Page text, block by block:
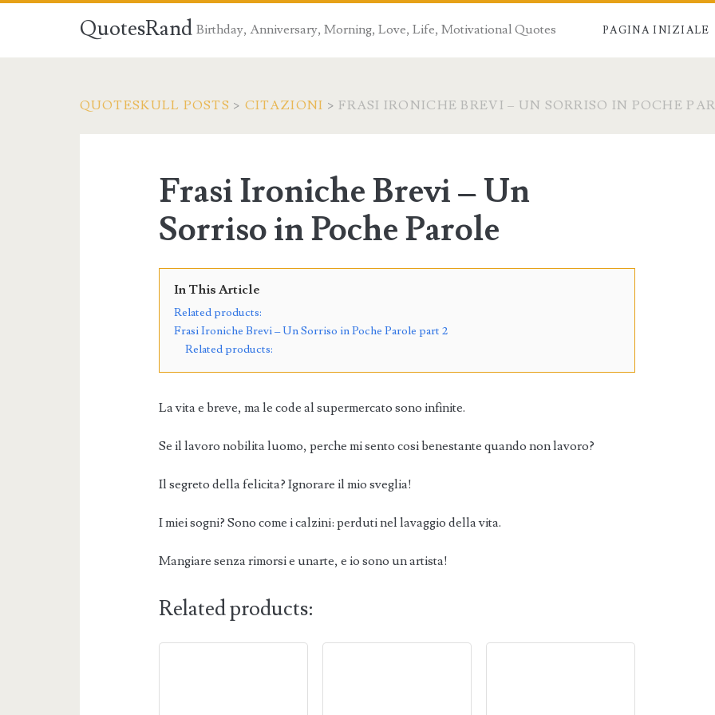
QuotesRand Birthday, Anniversary, Morning, Love, Life, Motivational Quotes PAGINA INIZIALE
QUOTESKULL POSTS > CITAZIONI >FRASI IRONICHE BREVI – UN SORRISO IN POCHE
Frasi Ironiche Brevi – Un
Sorriso in Poche Parole
In This Article
Related products:
Frasi Ironiche Brevi – Un Sorriso in Poche Parole part 2
Related products:
La vita e breve, ma le code al supermercato sono infinite.
Se il lavoro nobilita luomo, perche mi sento cosi benestante quando non lavoro?
Il segreto della felicita? Ignorare il mio sveglia!
I miei sogni? Sono come i calzini: perduti nel lavaggio della vita.
Mangiare senza rimorsi e unarte, e io sono un artista!
Related products: